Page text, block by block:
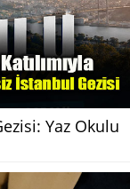
Yaz Okulu